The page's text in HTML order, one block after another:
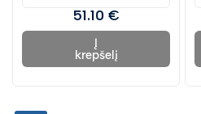
51.10 €
Į
krepšelį